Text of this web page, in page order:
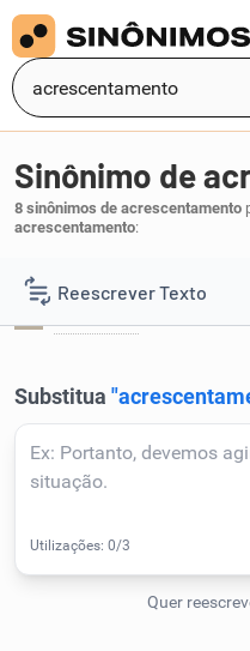
Reescrever Texto
Corrigir Texto
Detector de IA
Sinônimo de
8 sinônimos de acrescentamento
acrescentamento:
Acréscimo: